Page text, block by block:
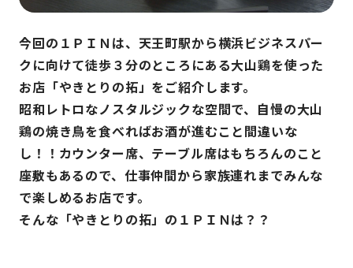
今回の１ＰＩＮは、天王町駅から横浜ビジネスパー
クに向けて徒歩３分のところにある大山鶏を使った
お店「やきとりの拓」をご紹介します。
昭和レトロなノスタルジックな空間で、自慢の大山
鶏の焼き鳥を食べればお酒が進むこと間違いな
し！！カウンター席、テーブル席はもちろんのこと
座敷もあるので、仕事仲間から家族連れまでみんな
で楽しめるお店です。
そんな「やきとりの拓」の１ＰＩＮは？？